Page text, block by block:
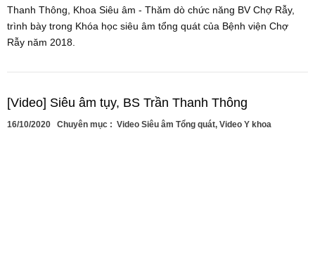
Thanh Thông, Khoa Siêu âm - Thăm dò chức năng BV Chợ Rẫy,
trình bày trong Khóa học siêu âm tổng quát của Bệnh viện Chợ
Rẫy năm 2018.
[Video] Siêu âm tụy, BS Trần Thanh Thông
16/10/2020 Chuyên mục : Video Siêu âm Tổng quát, Video Y khoa